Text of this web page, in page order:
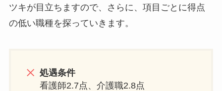
ツキが目立ちますので、さらに、項目ごとに得点
の低い職種を探っていきます。
処遇条件
看護師2.7点、介護職2.8点